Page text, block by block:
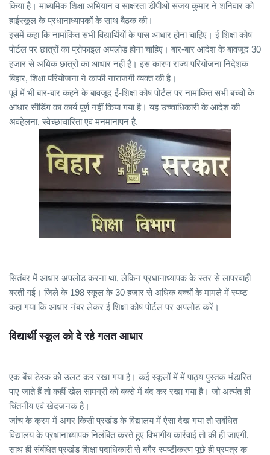
किया है। माध्यमिक शिक्षा अभियान व साक्षरता डीपीओ संजय कुमार ने शनिवार को
हाईस्कूल के प्रधानाध्यापकों के साथ बैठक की।
इसमें कहा कि नामांकित सभी विद्यार्थियों के पास आधार होना चाहिए। ई शिक्षा कोष
पोर्टल पर छात्रों का प्रोफाइल अपलोड होना चाहिए। बार-बार आदेश के बावजूद 30
हजार से अधिक छात्रों का आधार नहीं है। इस कारण राज्य परियोजना निदेशक
बिहार, शिक्षा परियोजना ने काफी नाराजगी व्यक्त की है।
पूर्व में भी बार-बार कहने के बावजूद ई-शिक्षा कोष पोर्टल पर नामांकित सभी बच्चों के
आधार सीडिंग का कार्य पूर्ण नहीं किया गया है। यह उच्चाधिकारी के आदेश की
अवहेलना, स्वेच्छाचारिता एवं मनमानापन है.
सितंबर में आधार अपलोड करना था, लेकिन प्रधानाध्यापक के स्तर से लापरवाही
बरती गई। जिले के 198 स्कूल के 30 हजार से अधिक बच्चों के मामले में स्पष्ट
कहा गया कि आधार नंबर लेकर ई शिक्षा कोष पोर्टल पर अपलोड करें।
विद्यार्थी स्कूल को दे रहे गलत आधार
एक बेंच डेस्क को उलट कर रखा गया है। कई स्कूलों में में पाठ्य पुस्तक भंडारित
पाए जाते हैं तो कहीं खेल सामग्री को बक्से में बंद कर रखा गया है। जो अत्यंत ही
चिंतनीय एवं खेदजनक है।
जांच के क्रम में अगर किसी प्रखंड के विद्यालय में ऐसा देख गया तो सबंधित
विद्यालय के प्रधानाध्यापक निलंबित करते हुए विभागीय कार्रवाई तो की ही जाएगी,
साथ ही संबंधित प्रखंड शिक्षा पदाधिकारी से बगैर स्पष्टीकरण पूछे ही प्रपत्र क